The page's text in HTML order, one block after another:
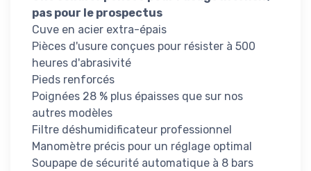
pas pour le prospectus
Cuve en acier extra-épais
Pièces d'usure conçues pour résister à 500
heures d'abrasivité
Pieds renforcés
Poignées 28 % plus épaisses que sur nos
autres modèles
Filtre déshumidificateur professionnel
Manomètre précis pour un réglage optimal
Soupape de sécurité automatique à 8 bars